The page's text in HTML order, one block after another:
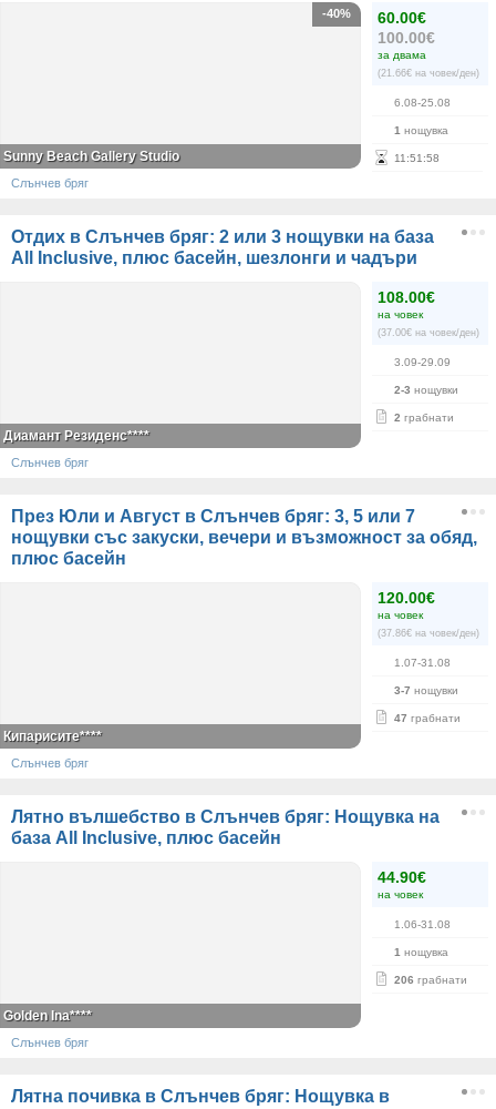
60.00€
100.00€
за двама
(21.66€ на човек/ден)
6.08-25.08
1 нощувка
11 :51 :58
-40%
Sunny Beach Gallery Studio
Слънчев бряг
Отдих в Слънчев бряг: 2 или 3 нощувки на база
All Inclusive, плюс басейн, шезлонги и чадъри
108.00€
на човек
(37.00€ на човек/ден)
3.09-29.09
2-3 нощувки
2 грабнати
Диамант Резиденс****
Слънчев бряг
През Юли и Август в Слънчев бряг: 3, 5 или 7
нощувки със закуски, вечери и възможност за обяд,
плюс басейн
120.00€
на човек
(37.86€ на човек/ден)
1.07-31.08
3-7 нощувки
47 грабнати
Кипарисите****
Слънчев бряг
Лятно вълшебство в Слънчев бряг: Нощувка на
база All Inclusive, плюс басейн
44.90€
на човек
1.06-31.08
1 нощувка
206 грабнати
Golden Ina****
Слънчев бряг
Лятна почивка в Слънчев бряг: Нощувка в